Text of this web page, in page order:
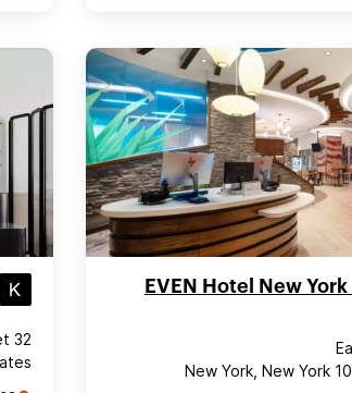
EVEN Hotel New
New York, New York
32 West 48th Street